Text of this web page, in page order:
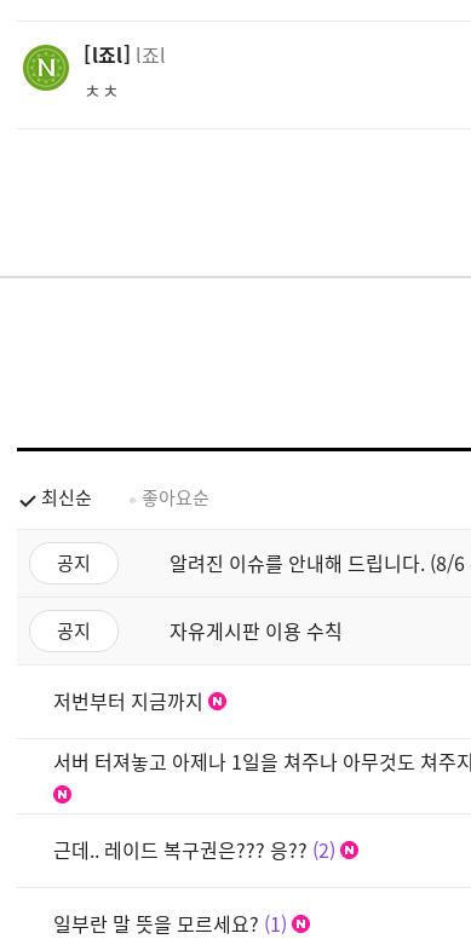
l죠l l죠l
ㅊㅊ
최신순 좋아요순
공지 알려진 이슈를 안내해 드립니다. (8/6
공지 자유게시판 이용 수칙
저번부터 지금까지
서버 터져놓고 아제나 1일을 쳐주나 아무것도 쳐
근데.. 레이드 복구권은??? 응?? 2
일부란 말 뜻을 모르세요? 1